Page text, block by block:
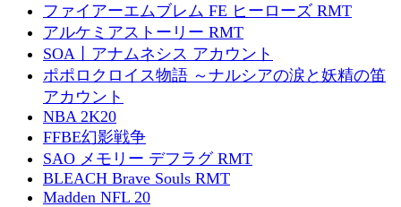
ファイアーエムブレム FE ヒーローズ RMT
アルケミアストーリー RMT
SOA丨アナムネシス アカウント
ポポロクロイス物語 ～ナルシアの涙と妖精の笛
アカウント
NBA 2K20
FFBE幻影戦争
SAO メモリー デフラグ RMT
BLEACH Brave Souls RMT
Madden NFL 20